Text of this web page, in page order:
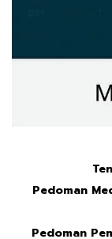
Pedoman
Pedoman